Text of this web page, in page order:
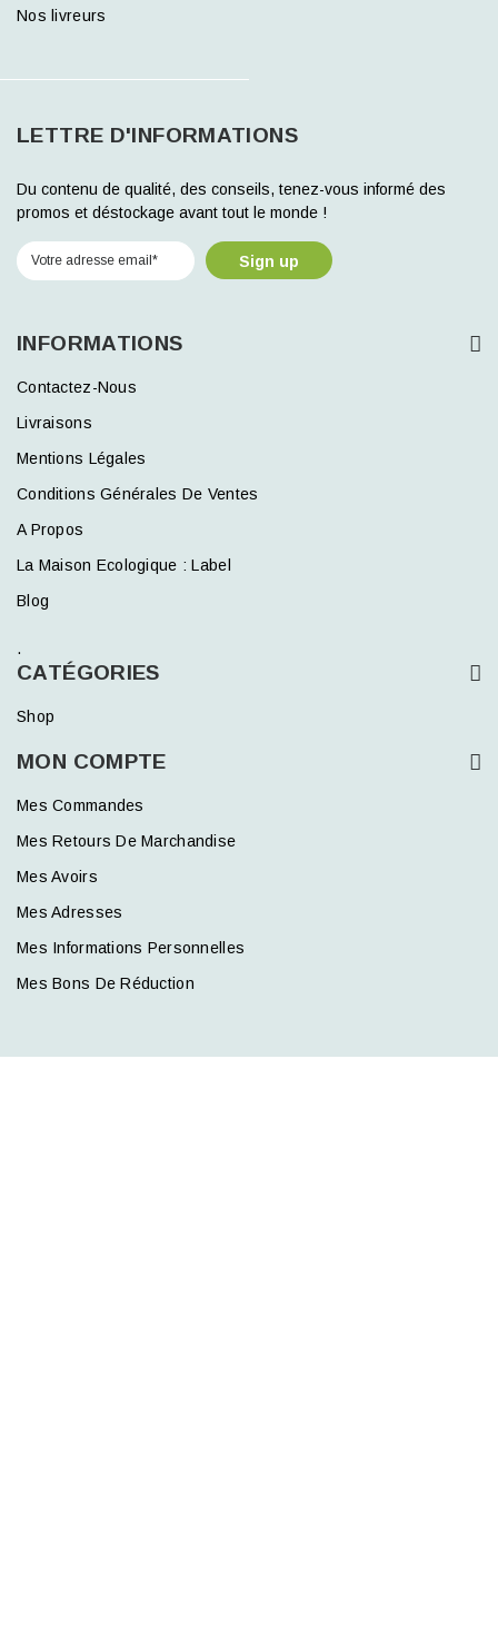
Nos livreurs
LETTRE D'INFORMATIONS
Du contenu de qualité, des conseils, tenez-vous informé des
promos et déstockage avant tout le monde !
Sign up
INFORMATIONS
Contactez-Nous
Livraisons
Mentions Légales
Conditions Générales De Ventes
A Propos
La Maison Ecologique : Label
Blog
.
CATÉGORIES
Shop
MON COMPTE
Mes Commandes
Mes Retours De Marchandise
Mes Avoirs
Mes Adresses
Mes Informations Personnelles
Mes Bons De Réduction